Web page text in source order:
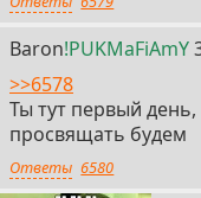
Baron!PUKMaFiAmY
>>6578
Ты тут первый
просвящать будем
Ответы 6580